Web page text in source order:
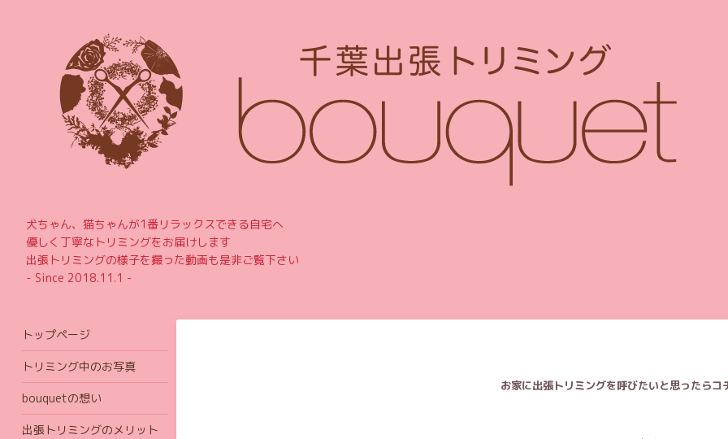
犬ちゃん、猫ちゃんが1番リラックスできる自宅へ
優しく丁寧なトリミングをお届けします
出張トリミングの様子を撮った動画も是非ご覧下さい
- Since 2018.11.1 -
お家に出張トリミングを呼びたいと思ったらコ
トップページ
トリミング中のお写真
bouquetの想い
出張トリミングのメリット